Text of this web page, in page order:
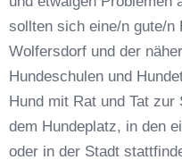
online
Hundezubehör für
Hundespielzeug
Preisvergleich
Hundeschulen vs.
Wolfersdorf
So findet man den
sollten sich eine/n gute/n
Wolfersdorf und der
Hundeschulen und
Hund mit Rat und Tat
dem Hundeplatz, in den
oder in der Stadt